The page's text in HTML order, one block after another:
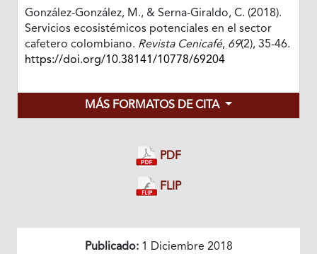
González-González, M., & Serna-Giraldo, C. (2018).
Servicios ecosistémicos potenciales en el sector
cafetero colombiano. Revista Cenicafé, 69(2), 35-46.
https://doi.org/10.38141/10778/69204
MÁS FORMATOS DE CITA
PDF
FLIP
Publicado:1 Diciembre 2018